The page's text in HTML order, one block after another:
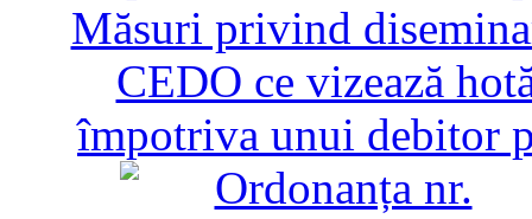
Măsuri privind
CEDO ce vizează
împotriva unui debitor